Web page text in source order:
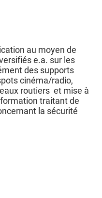
au moyen de
e.a. sur les
des supports
cinéma/radio,
routiers et mise à
traitant de
la sécurité